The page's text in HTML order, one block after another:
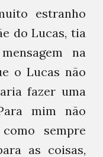
estranho
do Lucas, tia
na
o Lucas não
fazer uma
mim não
sempre
as coisas,